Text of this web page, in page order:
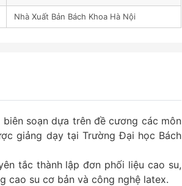
Nhà Xuất Bản Bách Khoa Hà Nội
soạn dựa trên đề cương các môn
giảng dạy tại Trường Đại học Bách
tắc thành lập đơn phối liệu cao su,
cao su cơ bản và công nghệ latex.